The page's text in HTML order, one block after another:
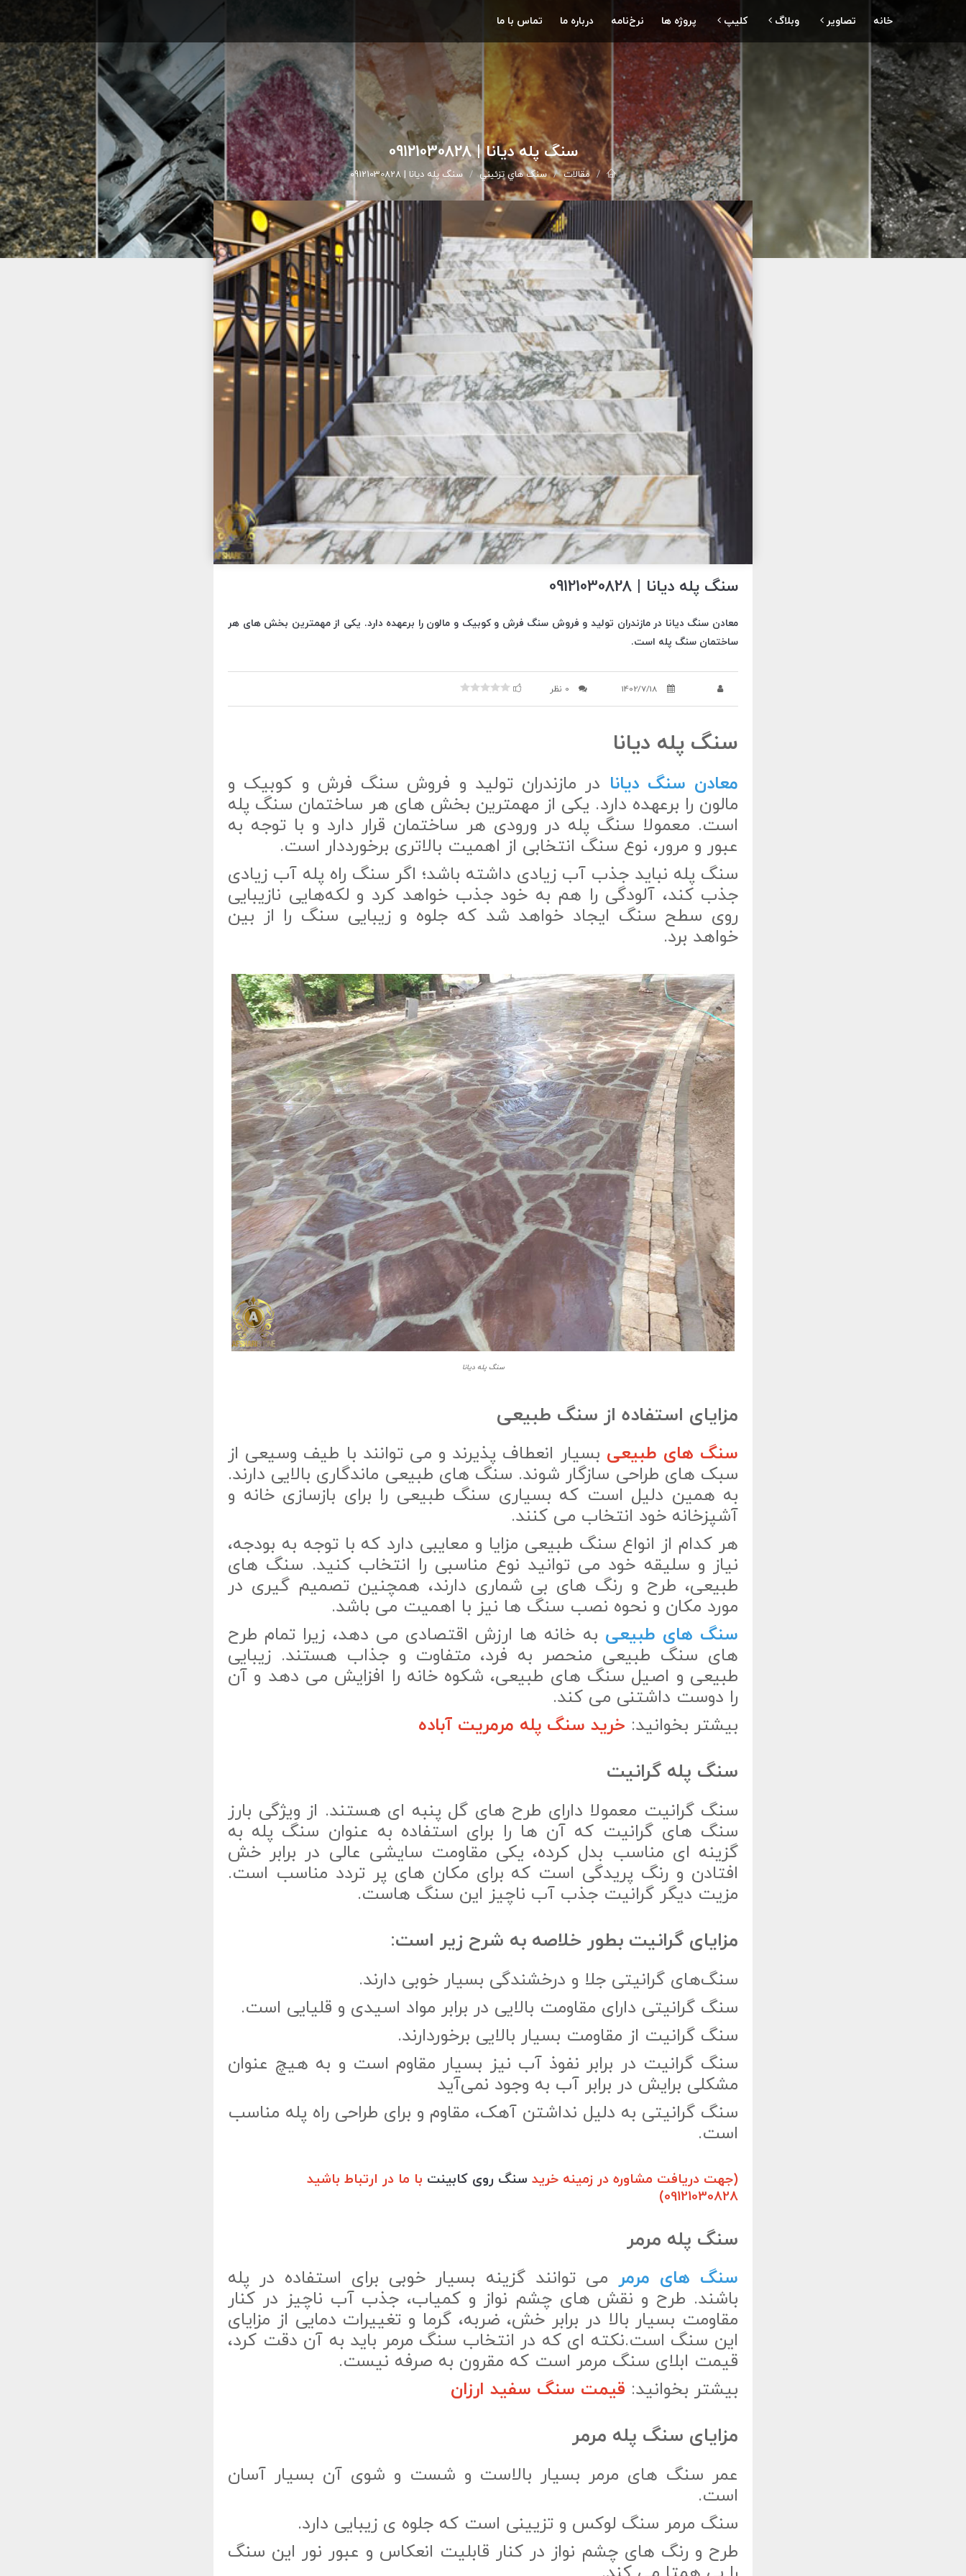
خانه تصاویر وبلاگ کلیپ پروژه ها نرخ‌نامه درباره ما تماس با ما
سنگ پله دیانا | 09121030828
مقالات سنگ هاي تزئيني سنگ پله دیانا | 09121030828
سنگ پله دیانا | 09121030828
معادن سنگ دیانا در مازندران تولید و فروش سنگ فرش و کوبیک و مالون را برعهده دارد. یکی از مهمترین بخش های هر
ساختمان سنگ پله است.
1402/7/18 0 نظر
سنگ پله دیانا
معادن سنگ دیانا در مازندران تولید و فروش سنگ فرش و کوبیک و
مالون را برعهده دارد. یکی از مهمترین بخش های هر ساختمان سنگ پله
است. معمولا سنگ پله در ورودی هر ساختمان قرار دارد و با توجه به
عبور و مرور، نوع سنگ انتخابی از اهمیت بالاتری برخورددار است.
سنگ پله نباید جذب آب زیادی داشته باشد؛ اگر سنگ راه پله آب زیادی
جذب کند، آلودگی را هم به خود جذب خواهد کرد و لکه‌هایی نازیبایی
روی سطح سنگ ایجاد خواهد شد که جلوه‌ و زیبایی سنگ را از بین
خواهد برد.
سنگ پله دیانا
مزایای استفاده از سنگ طبیعی
سنگ های طبیعی بسیار انعطاف پذیرند و می توانند با طیف وسیعی از
سبک های طراحی سازگار شوند. سنگ های طبیعی ماندگاری بالایی دارند.
به همین دلیل است که بسیاری سنگ طبیعی را برای بازسازی خانه و
آشپزخانه خود انتخاب می کنند.
هر کدام از انواع سنگ طبیعی مزایا و معایبی دارد که با توجه به بودجه،
نیاز و سلیقه خود می توانید نوع مناسبی را انتخاب کنید. سنگ های
طبیعی، طرح و رنگ های بی شماری دارند، همچنین تصمیم گیری در
مورد مکان و نحوه نصب سنگ ها نیز با اهمیت می باشد.
سنگ های طبیعی به خانه ها ارزش اقتصادی می دهد، زیرا تمام طرح
های سنگ طبیعی منحصر به فرد، متفاوت و جذاب هستند. زیبایی
طبیعی و اصیل سنگ های طبیعی، شکوه خانه را افزایش می دهد و آن
را دوست داشتنی می کند.
بیشتر بخوانید: خرید سنگ پله مرمریت آباده
سنگ پله گرانیت
سنگ گرانیت معمولا دارای طرح های گل پنبه ای هستند. از ویژگی بارز
سنگ های گرانیت که آن ها را برای استفاده به عنوان سنگ پله به
گزینه ای مناسب بدل کرده، یکی مقاومت سایشی عالی در برابر خش
افتادن و رنگ پریدگی است که برای مکان های پر تردد مناسب است.
مزیت دیگر گرانیت جذب آب ناچیز این سنگ هاست.
مزایای گرانیت بطور خلاصه به شرح زیر است:
سنگ‌های گرانیتی جلا و درخشندگی بسیار خوبی دارند.
سنگ گرانیتی دارای مقاومت بالایی در برابر مواد اسیدی و قلیایی است.
سنگ گرانیت از مقاومت بسیار بالایی برخوردارند.
سنگ گرانیت در برابر نفوذ آب نیز بسیار مقاوم است و به هیچ عنوان
مشکلی برایش در برابر آب به وجود نمی‌آید
سنگ گرانیتی به دلیل نداشتن آهک، مقاوم و برای طراحی راه پله مناسب
است.
(جهت دریافت مشاوره در زمینه خرید سنگ روی کابینت با ما در ارتباط باشید
09121030828)
سنگ پله مرمر
سنگ های مرمر می توانند گزینه بسیار خوبی برای استفاده در پله
باشند. طرح و نقش های چشم نواز و کمیاب، جذب آب ناچیز در کنار
مقاومت بسیار بالا در برابر خش، ضربه، گرما و تغییرات دمایی از مزایای
این سنگ است.نکته ای که در انتخاب سنگ مرمر باید به آن دقت کرد،
قیمت ابلای سنگ مرمر است که مقرون به صرفه نیست.
بیشتر بخوانید: قیمت سنگ سفید ارزان
مزایای سنگ پله مرمر
عمر سنگ های مرمر بسیار بالاست و شست و شوی آن بسیار آسان
است.
سنگ مرمر سنگ لوکس و تزیینی است که جلوه ی زیبایی دارد.
طرح و رنگ های چشم نواز در کنار قابلیت انعکاس و عبور نور این سنگ